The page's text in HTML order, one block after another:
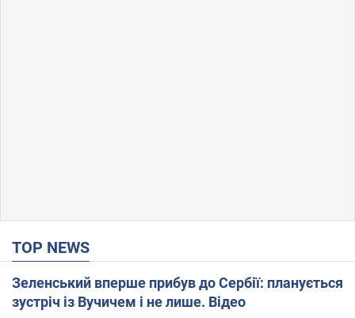
TOP NEWS
Зеленський вперше прибув до Сербії: планується
зустріч із Вучичем і не лише. Відео